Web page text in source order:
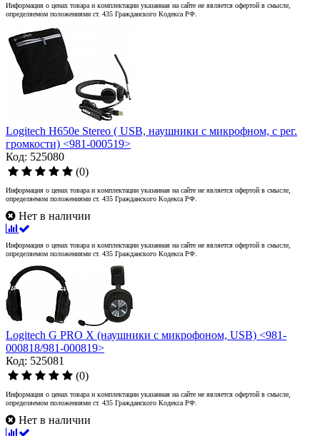
Информация о ценах товара и комплектации указанная на сайте не является офертой в смысле,
определяемом положениями ст. 435 Гражданского Кодекса РФ.
Logitech H650e Stereo ( USB, наушники с микрофном, с рег.
громкости) <981-000519>
Код: 525080
(0)
Информация о ценах товара и комплектации указанная на сайте не является офертой в смысле,
определяемом положениями ст. 435 Гражданского Кодекса РФ.
Нет в наличии
Информация о ценах товара и комплектации указанная на сайте не является офертой в смысле,
определяемом положениями ст. 435 Гражданского Кодекса РФ.
Logitech G PRO X (наушники с микрофоном, USB) <981-
000818/981-000819>
Код: 525081
(0)
Информация о ценах товара и комплектации указанная на сайте не является офертой в смысле,
определяемом положениями ст. 435 Гражданского Кодекса РФ.
Нет в наличии